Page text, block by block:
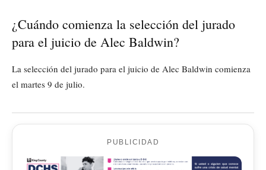
¿Cuándo comienza la selección del jurado
para el juicio de Alec Baldwin?
La selección del jurado para el juicio de Alec Baldwin comienza
el martes 9 de julio.
PUBLICIDAD